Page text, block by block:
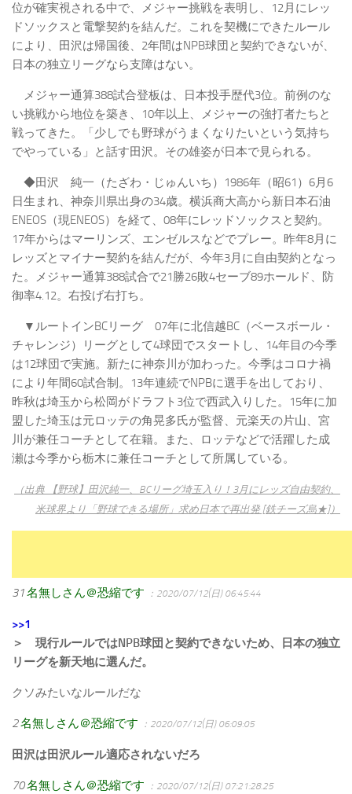
位が確実視される中で、メジャー挑戦を表明し、12月にレッ
ドソックスと電撃契約を結んだ。これを契機にできたルール
により、田沢は帰国後、2年間はNPB球団と契約できないが、
日本の独立リーグなら支障はない。
メジャー通算388試合登板は、日本投手歴代3位。前例のな
い挑戦から地位を築き、10年以上、メジャーの強打者たちと
戦ってきた。「少しでも野球がうまくなりたいという気持ち
でやっている」と話す田沢。その雄姿が日本で見られる。
◆田沢 純一（たざわ・じゅんいち）1986年（昭61）6月6
日生まれ、神奈川県出身の34歳。横浜商大高から新日本石油
ENEOS（現ENEOS）を経て、08年にレッドソックスと契約。
17年からはマーリンズ、エンゼルスなどでプレー。昨年8月に
レッズとマイナー契約を結んだが、今年3月に自由契約となっ
た。メジャー通算388試合で21勝26敗4セーブ89ホールド、防
御率4.12。右投げ右打ち。
▼ルートインBCリーグ 07年に北信越BC（ベースボール・
チャレンジ）リーグとして4球団でスタートし、14年目の今季
は12球団で実施。新たに神奈川が加わった。今季はコロナ禍
により年間60試合制。13年連続でNPBに選手を出しており、
昨秋は埼玉から松岡がドラフト3位で西武入りした。15年に加
盟した埼玉は元ロッテの角晃多氏が監督、元楽天の片山、宮
川が兼任コーチとして在籍。また、ロッテなどで活躍した成
瀬は今季から栃木に兼任コーチとして所属している。
（出典 【野球】田沢純一、BCリーグ埼玉入り！3月にレッズ自由契約、
米球界より「野球できる場所」求め日本で再出発 [鉄チーズ烏★]）
31名無しさん＠恐縮です ：2020/07/12(日) 06:45:44
>>1
＞ 現行ルールではNPB球団と契約できないため、日本の独立
リーグを新天地に選んだ。
クソみたいなルールだな
2名無しさん＠恐縮です ：2020/07/12(日) 06:09:05
田沢は田沢ルール適応されないだろ
70名無しさん＠恐縮です ：2020/07/12(日) 07:21:28.25